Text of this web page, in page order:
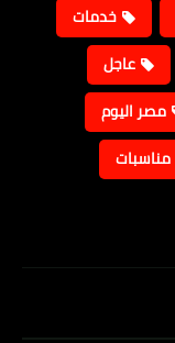
خدمات
عاجل
مصر اليوم
مناسبات